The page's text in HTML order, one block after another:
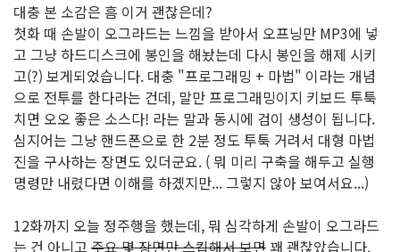
대충 본 소감은 흠 이거 괜찮은데?
첫화 때 손발이 오그라드는 느낌을 받아서 오프닝만 MP3에 넣
고 그냥 하드디스크에 봉인을 해놨는데 다시 봉인을 해제 시키
고(?) 보게되었습니다. 대충 "프로그래밍 + 마법" 이라는 개념
으로 전투를 한다라는 건데, 말만 프로그래밍이지 키보드 투툭
치면 오오 좋은 소스다! 라는 말과 동시에 검이 생성이 됩니다.
심지어는 그냥 핸드폰으로 한 2분 정도 투툭 거려서 대형 마법
진을 구사하는 장면도 있더군요. ( 뭐 미리 구축을 해두고 실행
명령만 내렸다면 이해를 하곘지만... 그렇지 않아 보여서요...)
12화까지 오늘 정주행을 했는데, 뭐 심각하게 손발이 오그라드
는 건 아니고 주요 몇 장면만 스킵해서 보면 꽤 괜찮았습니다.